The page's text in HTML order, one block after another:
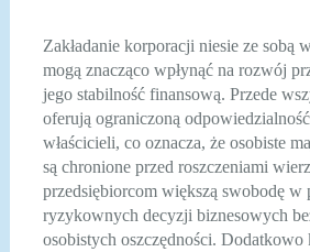
Zakładanie korporacji niesie ze sobą
mogą znacząco wpłynąć na rozwój
jego stabilność finansową. Przede
oferują ograniczoną
właścicieli, co oznacza, że osobiste
są chronione przed roszczeniami
przedsiębiorcom większą swobodę w
ryzykownych decyzji biznesowych
osobistych oszczędności. Dodatkowo